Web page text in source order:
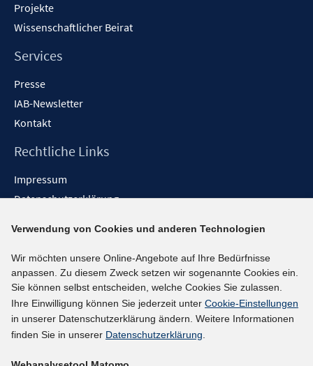
Projekte
Wissenschaftlicher Beirat
Services
Presse
IAB-Newsletter
Kontakt
Rechtliche Links
Impressum
Datenschutzerklärung
Barrieren melden
Social-Media-Kanäle
BlueSky
YouTube
LinkedIn
Verwendung von Cookies und anderen Technologien
Wir möchten unsere Online-Angebote auf Ihre Bedürfnisse
anpassen. Zu diesem Zweck setzen wir sogenannte Cookies ein.
Sie können selbst entscheiden, welche Cookies Sie zulassen.
Ihre Einwilligung können Sie jederzeit unter Cookie-Einstellungen
in unserer Datenschutzerklärung ändern. Weitere Informationen
finden Sie in unserer Datenschutzerklärung.